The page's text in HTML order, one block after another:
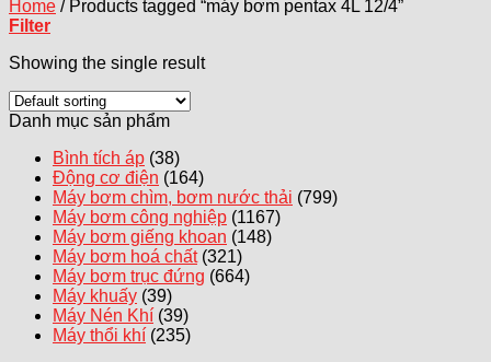
Home /Products tagged “máy bơm pentax 4L 12/4”
Filter
Showing the single result
Danh mục sản phẩm
Bình tích áp (38)
Động cơ điện (164)
Máy bơm chìm, bơm nước thải (799)
Máy bơm công nghiệp (1167)
Máy bơm giếng khoan (148)
Máy bơm hoá chất (321)
Máy bơm trục đứng (664)
Máy khuấy (39)
Máy Nén Khí (39)
Máy thổi khí (235)